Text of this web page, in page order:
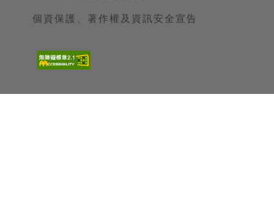
個資保護、著作權及資訊安全宣告